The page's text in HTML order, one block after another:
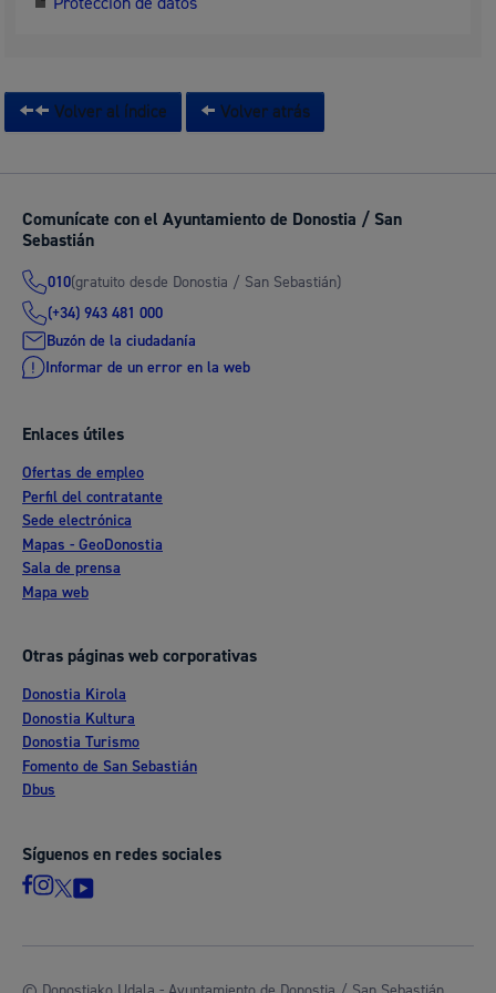
Volver al índice Volver atrás
Comunícate con el Ayuntamiento de Donostia / San
Sebastián
010(gratuito desde Donostia / San Sebastián)
(+34) 943 481 000
Buzón de la ciudadanía
Informar de un error en la web
Enlaces útiles
Ofertas de empleo
Perfil del contratante
Sede electrónica
Mapas - GeoDonostia
Sala de prensa
Mapa web
Otras páginas web corporativas
Donostia Kirola
Donostia Kultura
Donostia Turismo
Fomento de San Sebastián
Dbus
Síguenos en redes sociales